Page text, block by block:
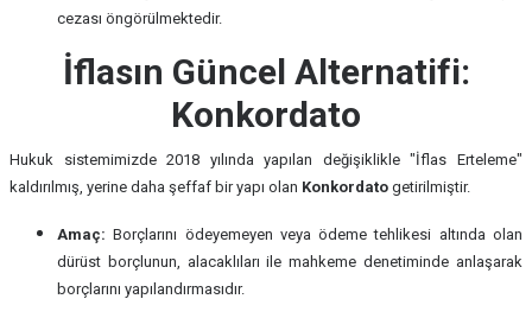
cezası öngörülmektedir.
İflasın Güncel Alternatifi:
Konkordato
Hukuk sistemimizde 2018 yılında yapılan değişiklikle "İflas Erteleme"
kaldırılmış, yerine daha şeffaf bir yapı olan Konkordato getirilmiştir.
Amaç: Borçlarını ödeyemeyen veya ödeme tehlikesi altında olan
dürüst borçlunun, alacaklıları ile mahkeme denetiminde anlaşarak
borçlarını yapılandırmasıdır.